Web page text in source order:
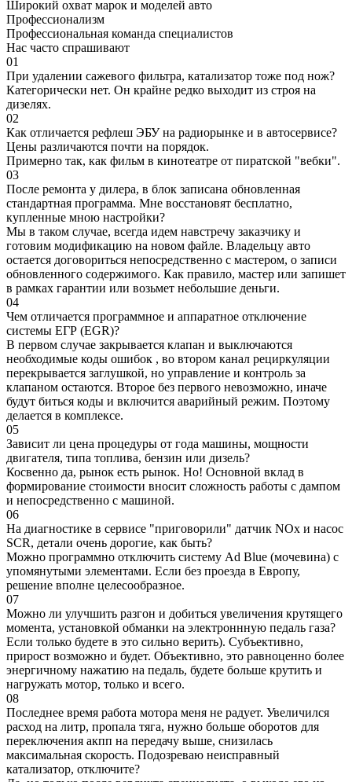
Широкий охват марок и моделей авто
Профессионализм
Профессиональная команда специалистов
Нас часто спрашивают
01
При удалении сажевого фильтра, катализатор тоже под нож?
Категорически нет. Он крайне редко выходит из строя на
дизелях.
02
Как отличается рефлеш ЭБУ на радиорынке и в автосервисе?
Цены различаются почти на порядок.
Примерно так, как фильм в кинотеатре от пиратской "вебки".
03
После ремонта у дилера, в блок записана обновленная
стандартная программа. Мне восстановят бесплатно,
купленные мною настройки?
Мы в таком случае, всегда идем навстречу заказчику и
готовим модификацию на новом файле. Владельцу авто
остается договориться непосредственно с мастером, о записи
обновленного содержимого. Как правило, мастер или запишет
в рамках гарантии или возьмет небольшие деньги.
04
Чем отличается программное и аппаратное отключение
системы ЕГР (EGR)?
В первом случае закрывается клапан и выключаются
необходимые коды ошибок , во втором канал рециркуляции
перекрывается заглушкой, но управление и контроль за
клапаном остаются. Второе без первого невозможно, иначе
будут биться коды и включится аварийный режим. Поэтому
делается в комплексе.
05
Зависит ли цена процедуры от года машины, мощности
двигателя, типа топлива, бензин или дизель?
Косвенно да, рынок есть рынок. Но! Основной вклад в
формирование стоимости вносит сложность работы с дампом
и непосредственно с машиной.
06
На диагностике в сервисе "приговорили" датчик NOx и насос
SCR, детали очень дорогие, как быть?
Можно программно отключить систему Ad Blue (мочевина) с
упомянутыми элементами. Если без проезда в Европу,
решение вполне целесообразное.
07
Можно ли улучшить разгон и добиться увеличения крутящего
момента, установкой обманки на электроннную педаль газа?
Если только будете в это сильно верить). Субъективно,
прирост возможно и будет. Объективно, это равноценно более
энергичному нажатию на педаль, будете больше крутить и
нагружать мотор, только и всего.
08
Последнее время работа мотора меня не радует. Увеличился
расход на литр, пропала тяга, нужно больше оборотов для
переключения акпп на передачу выше, снизилась
максимальная скорость. Подозреваю неисправный
катализатор, отключите?